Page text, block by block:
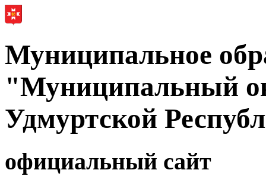
Муниципальное
"Муниципальный
Удмуртской
официальный сайт